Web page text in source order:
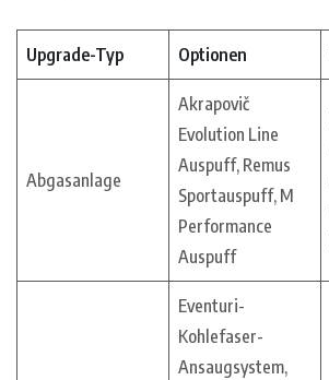
Upgrade-Typ Optionen
Abgasanlage
Akrapovič
Evolution Line
Auspuff, Remus
Sportauspuff, M
Performance
Auspuff
Eventuri-
Kohlefaser-
Ansaugsystem,